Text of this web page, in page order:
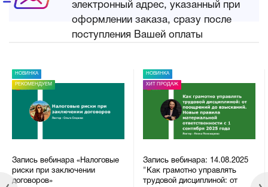
электронный адрес, указанный при
оформлении заказа, сразу после
поступления Вашей оплаты
НОВИНКА
РЕКОМЕНДУЕМ
Запись вебинара «Налоговые
риски при заключении
договоров»
НОВИНКА
ХИТ ПРОДАЖ
Запись вебинара: 14.08.2025
"Как грамотно управлять
трудовой дисциплиной: от